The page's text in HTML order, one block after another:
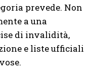
prevede. Non
a una
di invalidità,
e liste ufficiali